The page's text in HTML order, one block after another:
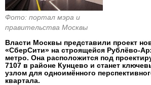
Фото: портал мэра и
правительства Москвы
Власти Москвы представили проект
«СберСити» на строящейся Рублёво-
метро. Она расположится под
7107 в районе Кунцево и станет
узлом для одноимённого
квартала.